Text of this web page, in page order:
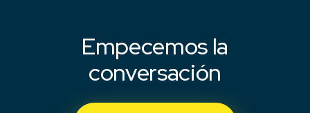
Empecemos la
conversación